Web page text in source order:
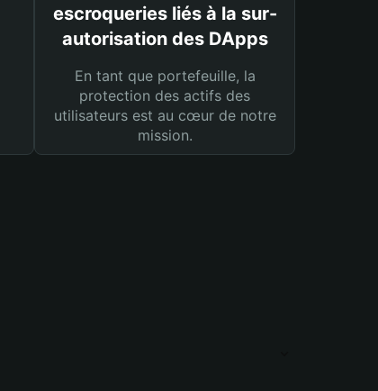
escroqueries liés à la sur-
autorisation des DApps
En tant que portefeuille, la
protection des actifs des
utilisateurs est au cœur de notre
mission.